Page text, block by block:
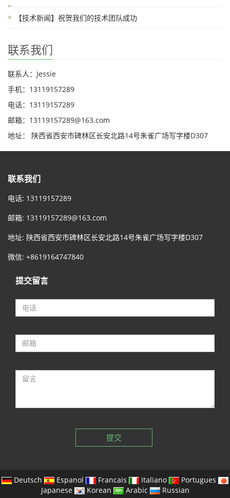
【技术新闻】祝贺我们的技术团队成功
联系我们
联系人：Jessie
手机：13119157289
电话：13119157289
邮箱：13119157289@163.com
地址： 陕西省西安市碑林区长安北路14号朱雀广场写字楼D307
联系我们
电话: 13119157289
邮箱: 13119157289@163.com
地址: 陕西省西安市碑林区长安北路14号朱雀广场写字楼D307
微信: +8619164747840
提交留言
提交
Deutsch Espanol Francais Italiano
Portugues
Japanese
Korean Arabic Russian